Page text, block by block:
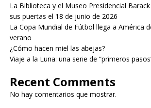
La Biblioteca y el Museo Presidencial
sus puertas el 18 de junio de 2026
La Copa Mundial de Fútbol llega a América
verano
¿Cómo hacen miel las abejas?
Viaje a la Luna: una serie de “primeros
Recent Comments
No hay comentarios que mostrar.